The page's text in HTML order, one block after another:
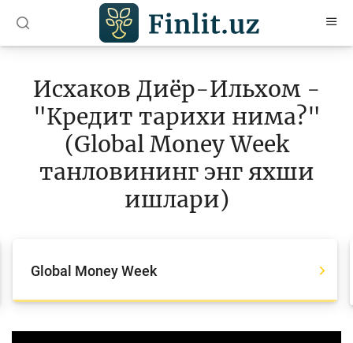
Мақолалар
Ўқув қўлланмалар
Луғат
Молиявий саводхонлик бўйича китоблар
Лойиҳалар
Исхаков Диёр-Ильхом -
"Кредит тарихи нима?"
(Global Money Week
танловининг энг яхши
ишлари)
Global Money Week